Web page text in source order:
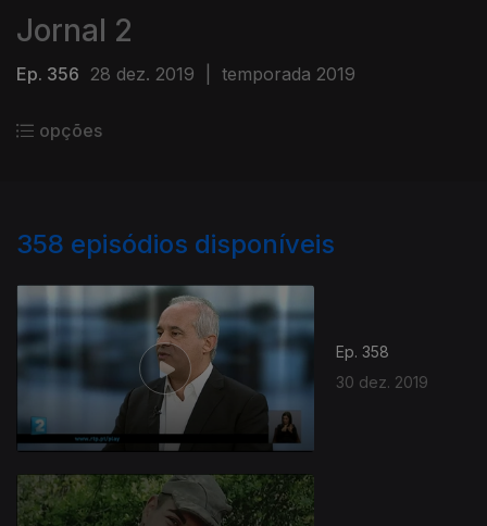
Jornal 2
Ep. 356 28 dez. 2019 temporada 2019
opções
358 episódios disponíveis
Ep. 358
30 dez. 2019